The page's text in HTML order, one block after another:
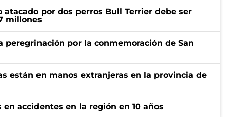
atacado por dos perros Bull Terrier debe ser
millones
peregrinación por la conmemoración de San
están en manos extranjeras en la provincia de
en accidentes en la región en 10 años